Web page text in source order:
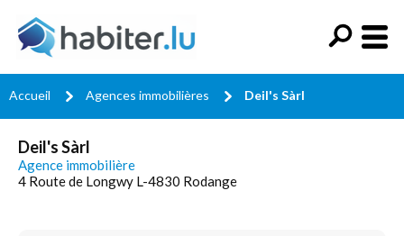
Accueil Agences immobilières Deil's Sàrl
Deil's Sàrl
Agence immobilière
4 Route de Longwy L-4830 Rodange